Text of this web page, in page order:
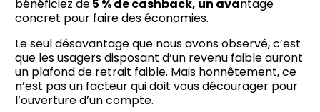
bénéficiez de5 % de cashback, un avantage
concret pour faire des économies.
Le seul désavantage que nous avons observé, c’est
que les usagers disposant d’un revenu faible auront
un plafond de retrait faible. Mais honnêtement, ce
n’est pas un facteur qui doit vous décourager pour
l’ouverture d’un compte.